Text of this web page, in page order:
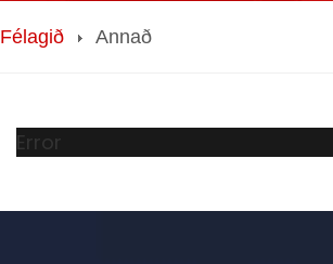
Félagið Annað
Error